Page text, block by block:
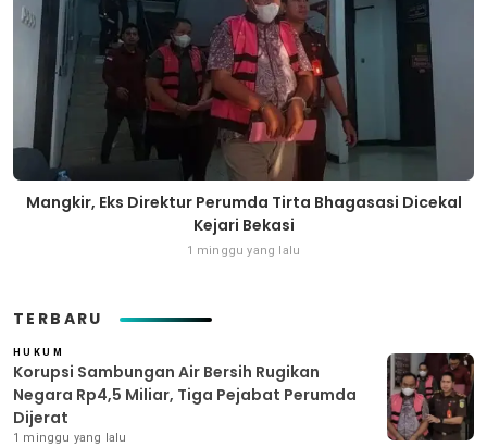
Mangkir, Eks Direktur Perumda Tirta Bhagasasi Dicekal
Kejari Bekasi
1 minggu yang lalu
TERBARU
HUKUM
Korupsi Sambungan Air Bersih Rugikan
Negara Rp4,5 Miliar, Tiga Pejabat Perumda
Dijerat
1 minggu yang lalu